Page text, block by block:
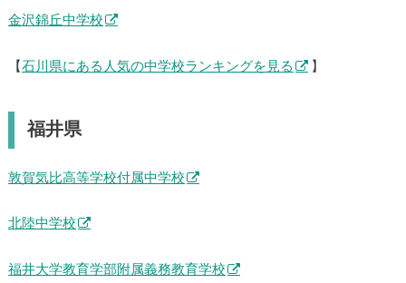
金沢錦丘中学校
【 石川県にある人気の中学校ランキングを見る 】
福井県
敦賀気比高等学校付属中学校
北陸中学校
福井大学教育学部附属義務教育学校